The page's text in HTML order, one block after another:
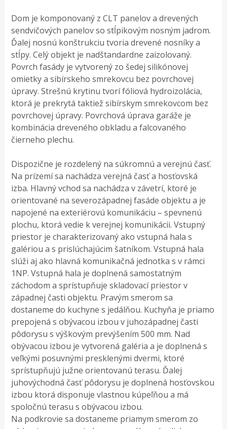
Dom je komponovaný z CLT panelov a drevených
sendvičových panelov so stĺpikovým nosným jadrom.
Ďalej nosnú konštrukciu tvoria drevené nosníky a
stĺpy. Celý objekt je nadštandardne zaizolovaný.
Povrch fasády je vytvorený zo šedej silikónovej
omietky a sibírskeho smrekovcu bez povrchovej
úpravy. Strešnú krytinu tvorí fóliová hydroizolácia,
ktorá je prekrytá taktiež sibírskym smrekovcom bez
povrchovej úpravy. Povrchová úprava garáže je
kombinácia dreveného obkladu a falcovaného
čierneho plechu.
Dispozične je rozdelený na súkromnú a verejnú časť.
Na prízemí sa nachádza verejná časť a hosťovská
izba. Hlavný vchod sa nachádza v závetrí, ktoré je
orientované na severozápadnej fasáde objektu a je
napojené na exteriérovú komunikáciu – spevnenú
plochu, ktorá vedie k verejnej komunikácii. Vstupný
priestor je charakterizovaný ako vstupná hala s
galériou a s prislúchajúcim šatníkom. Vstupná hala
slúži aj ako hlavná komunikačná jednotka s v rámci
1NP. Vstupná hala je doplnená samostatným
záchodom a sprístupňuje skladovací priestor v
západnej časti objektu. Pravým smerom sa
dostaneme do kuchyne s jedálňou. Kuchyňa je priamo
prepojená s obývacou izbou v juhozápadnej časti
pôdorysu s výškovým prevýšením 500 mm. Nad
obývacou izbou je vytvorená galéria a je doplnená s
veľkými posuvnými presklenými dvermi, ktoré
sprístupňujú južne orientovanú terasu. Ďalej
juhovýchodná časť pôdorysu je doplnená hosťovskou
izbou ktorá disponuje vlastnou kúpeľňou a má
spoločnú terasu s obývacou izbou.
Na podkrovie sa dostaneme priamym smerom zo